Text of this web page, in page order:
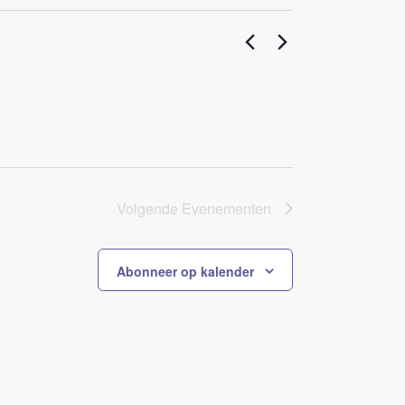
Volgende Evenementen
Abonneer op kalender